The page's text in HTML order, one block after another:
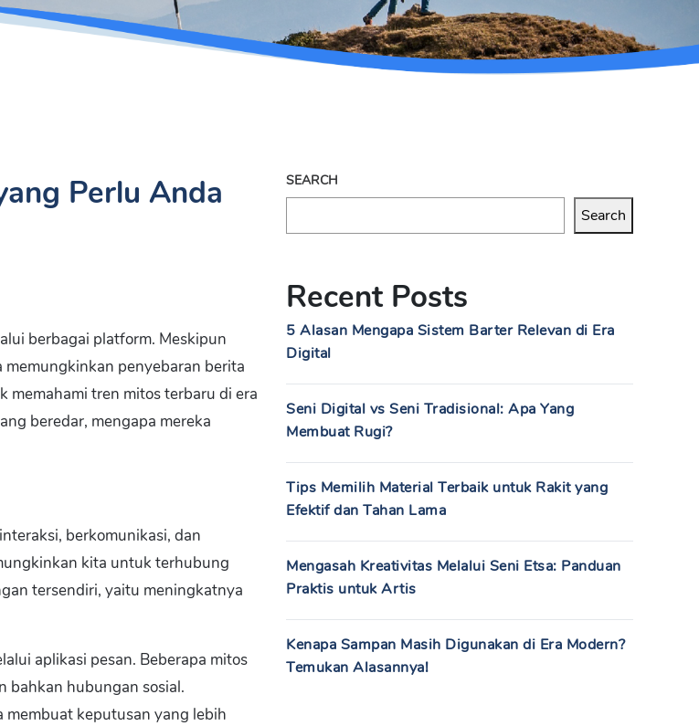
Perlu Anda
berbagai platform. Meskipun
penyebaran berita
memahami tren mitos terbaru di era
beredar, mengapa mereka
berkomunikasi, dan
kita untuk terhubung
tersendiri, yaitu meningkatnya
aplikasi pesan. Beberapa mitos
bahkan hubungan sosial.
keputusan yang lebih
SEARCH
Search
Recent Posts
5 Alasan Mengapa Sistem Barter Relevan di Era
Digital
Seni Digital vs Seni Tradisional: Apa Yang
Membuat Rugi?
Tips Memilih Material Terbaik untuk Rakit yang
Efektif dan Tahan Lama
Mengasah Kreativitas Melalui Seni Etsa: Panduan
Praktis untuk Artis
Kenapa Sampan Masih Digunakan di Era Modern?
Temukan Alasannya!